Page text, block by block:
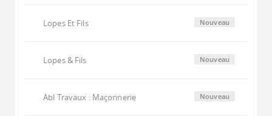
Lopes Et Fils Nouveau
Lopes & Fils Nouveau
Abl Travaux : Maçonnerie Nouveau